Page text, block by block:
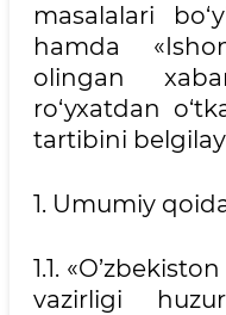
masalalari
hamda
olingan
ro‘yxatdan
tartibini
1. Umumiy
1.1.
vazirligi